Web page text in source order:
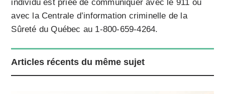
individu est priée de communiquer avec le 911 ou
avec la Centrale d’information criminelle de la
Sûreté du Québec au 1-800-659-4264.
Articles récents du même sujet